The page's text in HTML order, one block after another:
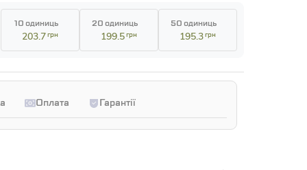
10 одиниць
203.7грн
20 одиниць
199.5грн
50 одиниць
195.3грн
Оплата Гарантії